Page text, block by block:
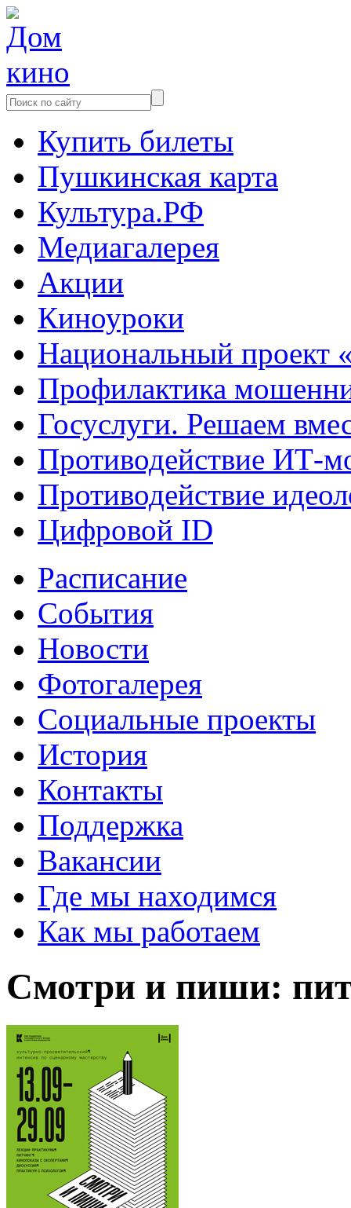
Купить билеты
Пушкинская карта
Культура.РФ
Медиагалерея
Акции
Киноуроки
Национальный проект
Профилактика
Госуслуги. Решаем
Противодействие ИТ-
Противодействие
Цифровой ID
Расписание
События
Новости
Фотогалерея
Социальные проекты
История
Контакты
Поддержка
Вакансии
Где мы находимся
Как мы работаем
Смотри и пиши: